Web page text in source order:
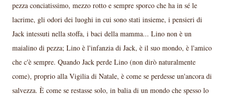
pezza conciatissimo, mezzo rotto e sempre sporco che ha in sé le
lacrime, gli odori dei luoghi in cui sono stati insieme, i pensieri di
Jack intessuti nella stoffa, i baci della mamma... Lino non è un
maialino di pezza; Lino è l'infanzia di Jack, è il suo mondo, è l'amico
che c'è sempre. Quando Jack perde Lino (non dirò naturalmente
come), proprio alla Vigilia di Natale, è come se perdesse un'ancora di
salvezza. È come se restasse solo, in balia di un mondo che spesso lo